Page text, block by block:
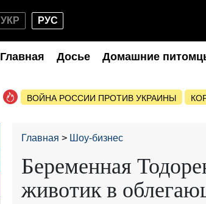
УКР РУС
Главная Досье Домашние
ВОЙНА РОССИИ ПРОТИВ УКРАИНЫ
Главная Шоу-бизнес
Беременная
животик в